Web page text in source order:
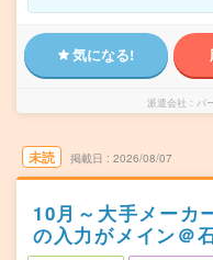
気になる!
派遣会社 パ
未読 掲載日 2026/08/07
10月～大手メーカ
の入力がメイン＠